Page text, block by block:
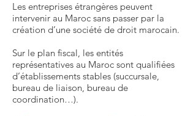
Les entreprises étrangères peuvent
intervenir au Maroc sans passer par la
création d’une société de droit marocain.
Sur le plan fiscal, les entités
représentatives au Maroc sont qualifiées
d’établissements stables (succursale,
bureau de liaison, bureau de
coordination…).